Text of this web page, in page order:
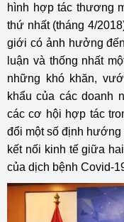
hình hợp tác thương
thứ nhất (tháng 4/
giới có ảnh hưởng
luận và thống nhất
những khó khăn,
khẩu của các doanh
các cơ hội hợp tác
đổi một số định
kết nối kinh tế giữa
của dịch bệnh Covid-